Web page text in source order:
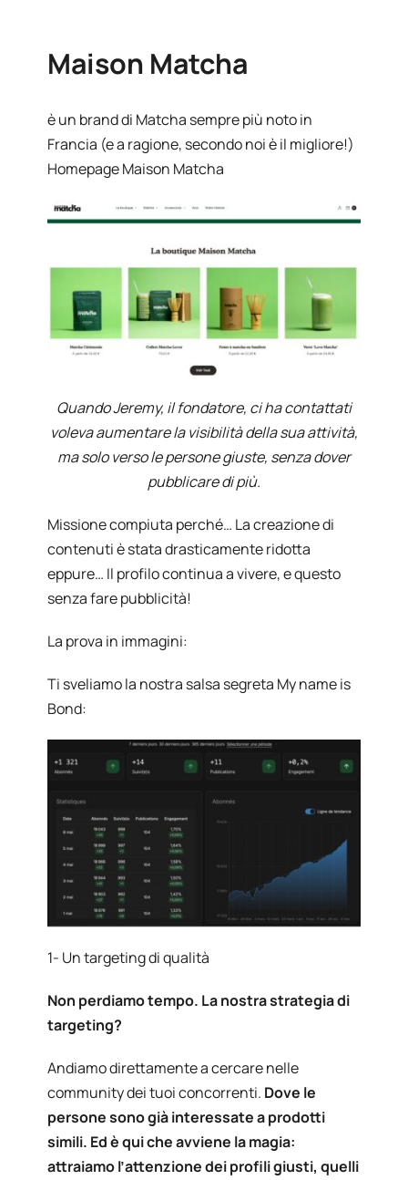
Maison Matcha
è un brand di Matcha sempre più noto in
Francia (e a ragione, secondo noi è il migliore!)
Homepage Maison Matcha
Quando Jeremy, il fondatore, ci ha contattati
voleva aumentare la visibilità della sua attività,
ma solo verso le persone giuste, senza dover
pubblicare di più.
Missione compiuta perché… La creazione di
contenuti è stata drasticamente ridotta
eppure… Il profilo continua a vivere, e questo
senza fare pubblicità!
La prova in immagini:
Ti sveliamo la nostra salsa segreta My name is
Bond:
1- Un targeting di qualità
Non perdiamo tempo. La nostra strategia di
targeting?
Andiamo direttamente a cercare nelle
community dei tuoi concorrenti. Dove le
persone sono già interessate a prodotti
simili. Ed è qui che avviene la magia:
attraiamo l’attenzione dei profili giusti, quelli